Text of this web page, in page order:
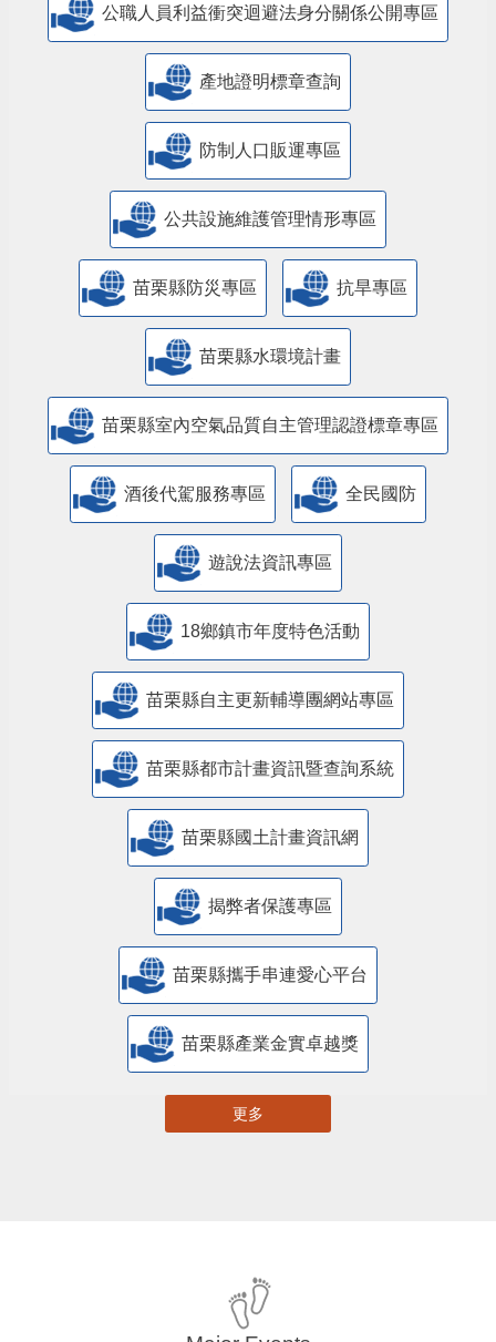
公職人員利益衝突迴避法身分關係公開專區
產地證明標章查詢
防制人口販運專區
​公共設施維護管理情形專區
苗栗縣防災專區 抗旱專區
苗栗縣水環境計畫
苗栗縣室內空氣品質自主管理認證標章專區
酒後代駕服務專區 全民國防
遊說法資訊專區
18鄉鎮市年度特色活動
苗栗縣自主更新輔導團網站專區
苗栗縣都市計畫資訊暨查詢系統
苗栗縣國土計畫資訊網
揭弊者保護專區
苗栗縣攜手串連愛心平台
苗栗縣產業金實卓越獎
更多